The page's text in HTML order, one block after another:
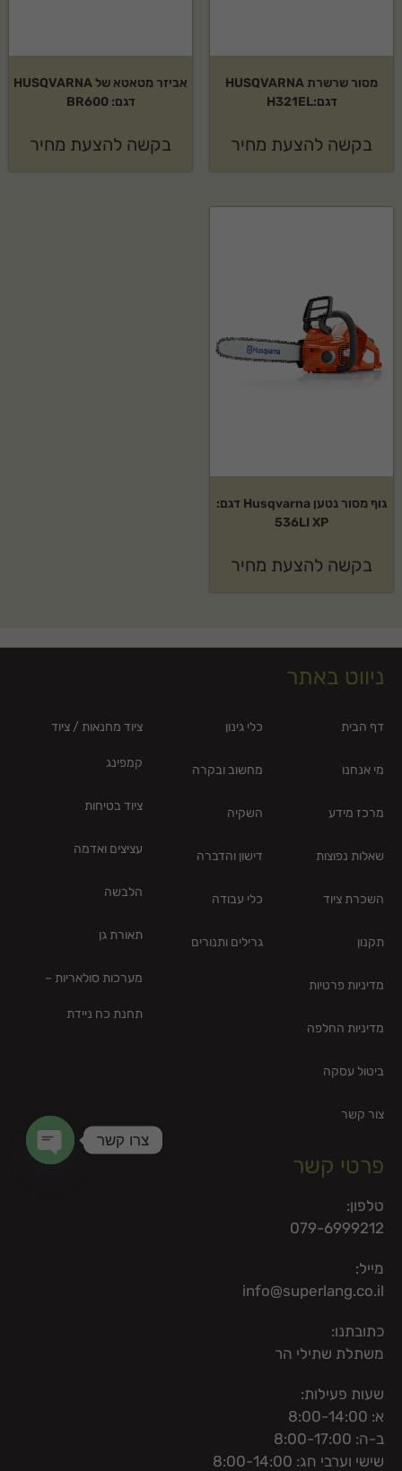
מסור שרשרת HUSQVARNA
דגם:H321EL
בקשה להצעת מחיר
אביזר מטאטא של HUSQVARNA
דגם: BR600
בקשה להצעת מחיר
גוף מסור נטען Husqvarna דגם:
536LI XP
בקשה להצעת מחיר
ניווט באתר
דף הבית
מי אנחנו
מרכז מידע
שאלות נפוצות
השכרת ציוד
תקנון
מדיניות פרטיות
מדיניות החלפה
ביטול עסקה
צור קשר
כלי גינון
מחשוב ובקרה
השקיה
דישון והדברה
כלי עבודה
גרילים ותנורים
ציוד מחנאות / ציוד
קמפינג
ציוד בטיחות
עציצים ואדמה
הלבשה
תאורת גן
מערכות סולאריות –
תחנת כח ניידת
פרטי קשר
טלפון:
079-6999212
מייל:
info@superlang.co.il
כתובתנו:
משתלת שתילי הר
שעות פעילות:
א: 8:00-14:00
ב-ה: 8:00-17:00
שישי וערבי חג: 8:00-14:00
צרו קשר